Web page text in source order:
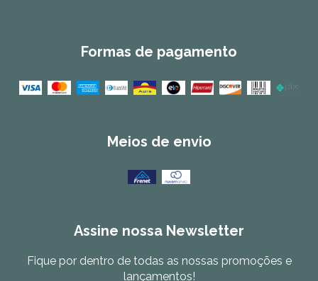
Formas de pagamento
Meios de envio
Assine nossa Newsletter
Fique por dentro de todas as nossas promoções e
lançamentos!